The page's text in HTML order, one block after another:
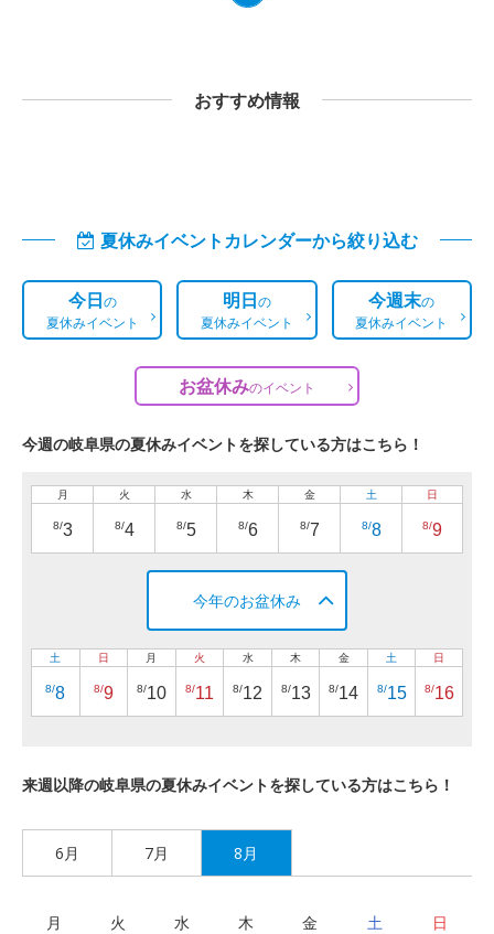
おすすめ情報
夏休みイベントカレンダーから絞り込む
今日の
夏休みイベント
明日の
夏休みイベント
今週末の
夏休みイベント
お盆休みのイベント
今週の岐阜県の夏休みイベントを探している方はこちら！
月
8/3
火
8/4
水
8/5
木
8/6
金
8/7
土
8/8
日
8/9
今年のお盆休み
土
8/8
日
8/9
月
8/10
火
8/11
水
8/12
木
8/13
金
8/14
土
8/15
日
8/16
来週以降の岐阜県の夏休みイベントを探している方はこちら！
6月 7月 8月
月 火 水 木 金 土 日